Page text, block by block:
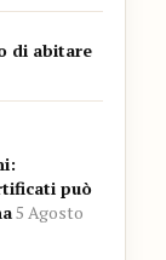
di abitare
può
5 Agosto